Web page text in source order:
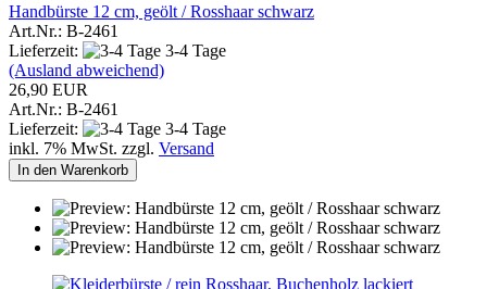
Handbürste 12 cm, geölt / Rosshaar schwarz
Art.Nr.: B-2461
Lieferzeit:
3-4 Tage
(Ausland abweichend)
26,90 EUR
Art.Nr.: B-2461
Lieferzeit:
3-4 Tage
inkl. 7% MwSt. zzgl. Versand
In den Warenkorb